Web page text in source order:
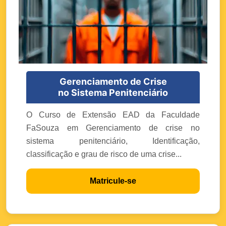
Gerenciamento de Crise
no Sistema Penitenciário
O Curso de Extensão EAD da Faculdade
FaSouza em Gerenciamento de crise no
sistema penitenciário, Identificação,
classificação e grau de risco de uma crise...
Matricule-se